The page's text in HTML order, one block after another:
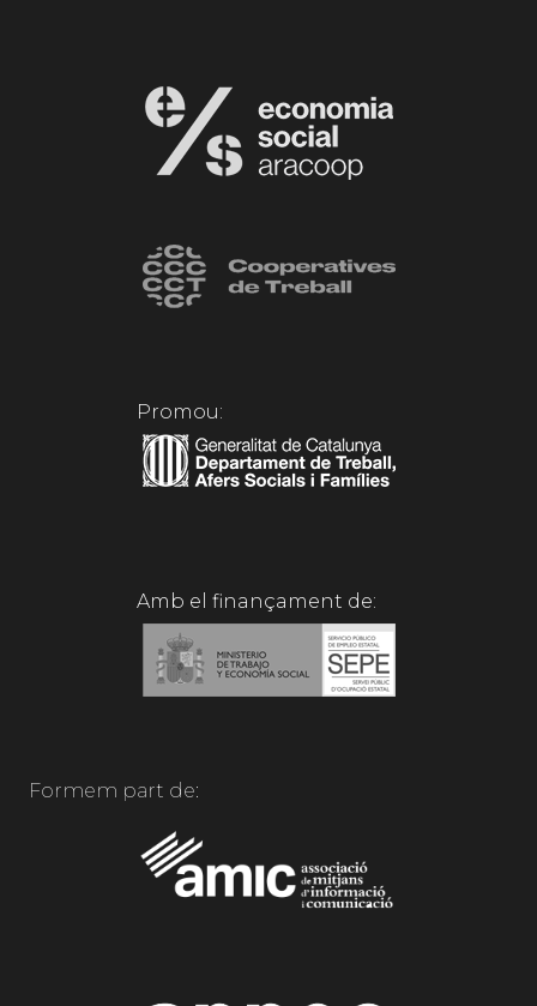
Promou:
Amb el finançament de:
Formem part de: